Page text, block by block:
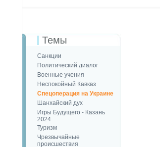
Темы
Санкции
Политический диалог
Военные учения
Неспокойный Кавказ
Спецоперация на Украине
Шанхайский дух
Игры Будущего - Казань
2024
Туризм
Чрезвычайные
происшествия